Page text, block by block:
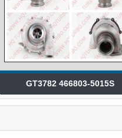
GT3782 466803-5015S